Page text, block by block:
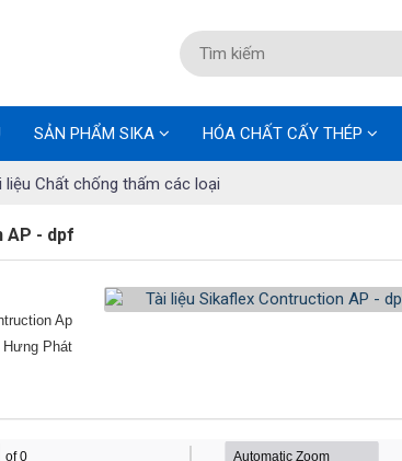
SẢN PHẨM SIKA HÓA CHẤT CẤY THÉP
liệu Chất chống thấm các loại
AP - dpf
Ap
Phát